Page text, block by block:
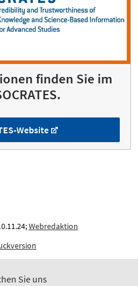
finden Sie im
Website
Webredaktion
Sie uns